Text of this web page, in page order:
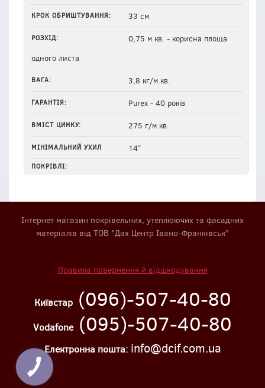
КРОК ОБРИШТУВАННЯ: 33 см
РОЗХІД:
0,75 м.кв. - корисна площа
одного листа
ВАГА: 3,8 кг/м.кв.
ГАРАНТІЯ: Purex - 40 років
ВМІСТ ЦИНКУ: 275 г/м.кв.
МІНІМАЛЬНИЙ УХИЛ
ПОКРІВЛІ:
14°
Інтернет магазин покрівельних, утеплюючих та фасадних
матеріалів від ТОВ "Дах Центр Івано-Франківськ"
Правила повернення й відшкодування
Київстар(096)-507-40-80
Vodafone(095)-507-40-80
Електронна пошта:info@dcif.com.ua
КНОПКА
ЗВ'ЯЗКУ